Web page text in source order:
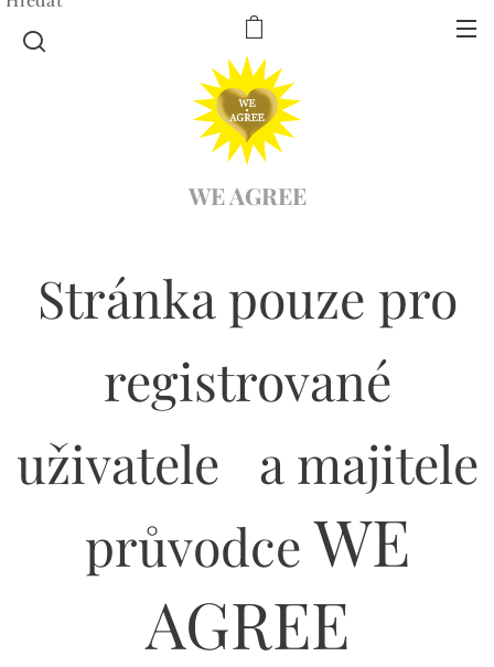
WE AGREE
Stránka pouze pro
registrované
uživatele a majitele
průvodceWE
AGREE